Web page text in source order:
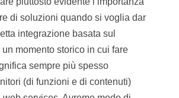
di soluzioni quando si voglia dar
integrazione basata sul
momento storico in cui fare
sempre più spesso
(di funzioni e di contenuti)